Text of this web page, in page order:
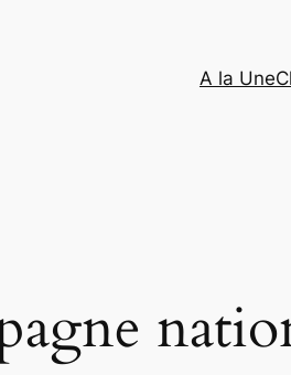
A la Une